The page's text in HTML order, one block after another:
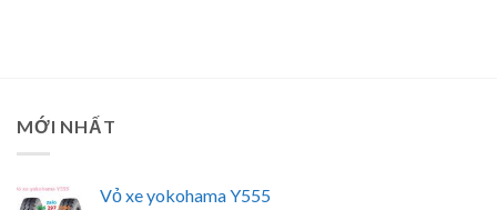
MỚI NHẤT
Vỏ xe yokohama Y555